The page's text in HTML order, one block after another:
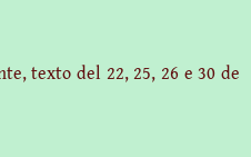
texto del 22,25, 26 e30 de